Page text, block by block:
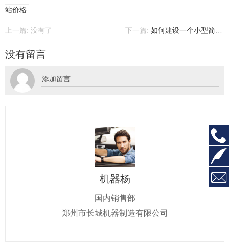
站价格
上一篇: 没有了 下一篇:如何建设一个小型简易式混凝土搅拌站?
没有留言
机器杨
国内销售部
郑州市长城机器制造有限公司


